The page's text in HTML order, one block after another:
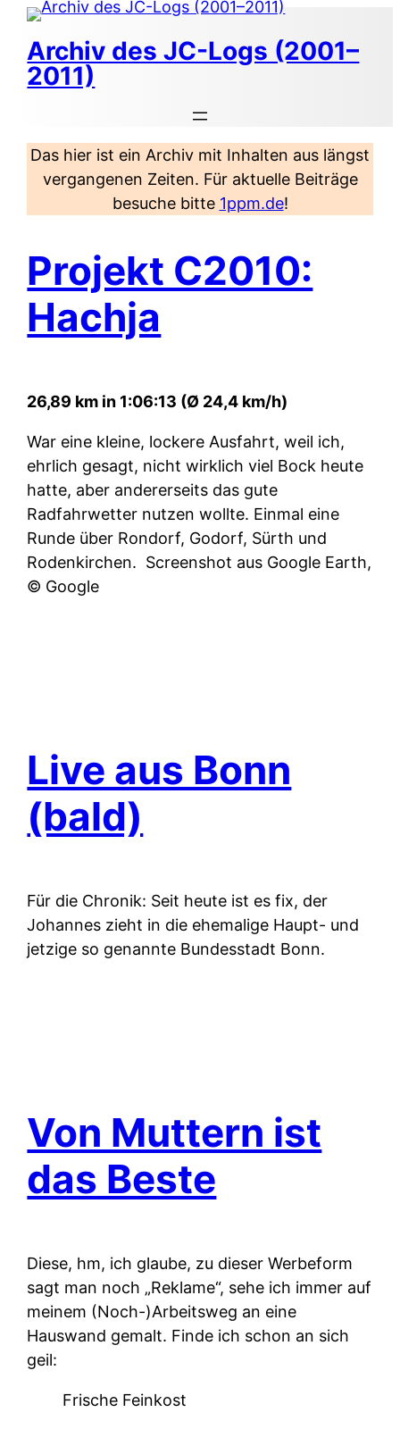
Zum
Inhalt
springen
Archiv des JC-Logs (2001–
2011)
Das hier ist ein Archiv mit Inhalten aus längst
vergangenen Zeiten. Für aktuelle Beiträge
besuche bitte 1ppm.de!
Projekt C2010:
Hachja
26,89 km in 1:06:13 (Ø 24,4 km/h)
War eine kleine, lockere Ausfahrt, weil ich,
ehrlich gesagt, nicht wirklich viel Bock heute
hatte, aber andererseits das gute
Radfahrwetter nutzen wollte. Einmal eine
Runde über Rondorf, Godorf, Sürth und
Rodenkirchen. Screenshot aus Google Earth,
© Google
Live aus Bonn
(bald)
Für die Chronik: Seit heute ist es fix, der
Johannes zieht in die ehemalige Haupt- und
jetzige so genannte Bundesstadt Bonn.
Von Muttern ist
das Beste
Diese, hm, ich glaube, zu dieser Werbeform
sagt man noch „Reklame“, sehe ich immer auf
meinem (Noch-)Arbeitsweg an eine
Hauswand gemalt. Finde ich schon an sich
geil:
Frische Feinkost